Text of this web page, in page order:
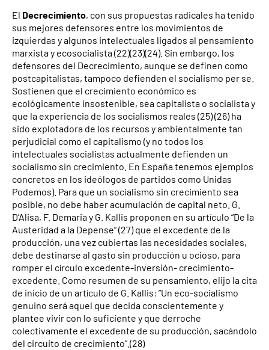
El Decrecimiento, con sus propuestas radicales ha tenido
sus mejores defensores entre los movimientos de
izquierdas y algunos intelectuales ligados al pensamiento
marxista y ecosocialista (22)(23)(24). Sin embargo, los
defensores del Decrecimiento, aunque se definen como
postcapitalistas, tampoco defienden el socialismo per se.
Sostienen que el crecimiento económico es
ecológicamente insostenible, sea capitalista o socialista y
que la experiencia de los socialismos reales (25) (26) ha
sido explotadora de los recursos y ambientalmente tan
perjudicial como el capitalismo (y no todos los
intelectuales socialistas actualmente defienden un
socialismo sin crecimiento. En España tenemos ejemplos
concretos en los ideólogos de partidos como Unidas
Podemos). Para que un socialismo sin crecimiento sea
posible, no debe haber acumulación de capital neto. G.
D’Alisa, F. Demaria y G. Kallis proponen en su artículo “De la
Austeridad a la Depense” (27) que el excedente de la
producción, una vez cubiertas las necesidades sociales,
debe destinarse al gasto sin producción u ocioso, para
romper el círculo excedente-inversión- crecimiento-
excedente. Como resumen de su pensamiento, elijo la cita
de inicio de un artículo de G. Kallis: ”Un eco-socialismo
genuino será aquel que decida conscientemente y
plantee vivir con lo suficiente y que derroche
colectivamente el excedente de su producción, sacándolo
del circuito de crecimiento”.(28)